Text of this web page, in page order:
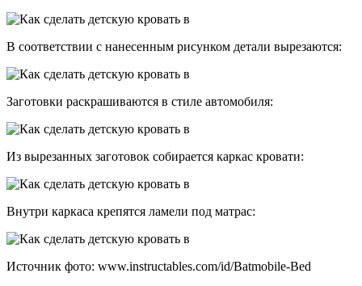
В соответствии с нанесенным рисунком детали вырезаются:
Заготовки раскрашиваются в стиле автомобиля:
Из вырезанных заготовок собирается каркас кровати:
Внутри каркаса крепятся ламели под матрас:
Источник фото: www.instructables.com/id/Batmobile-Bed